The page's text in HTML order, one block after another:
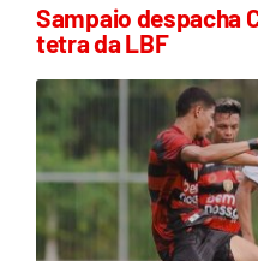
Sampaio despacha
tetra da LBF